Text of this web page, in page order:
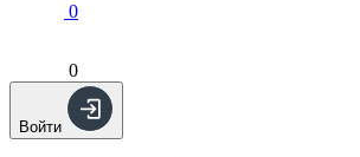
0
0
Войти